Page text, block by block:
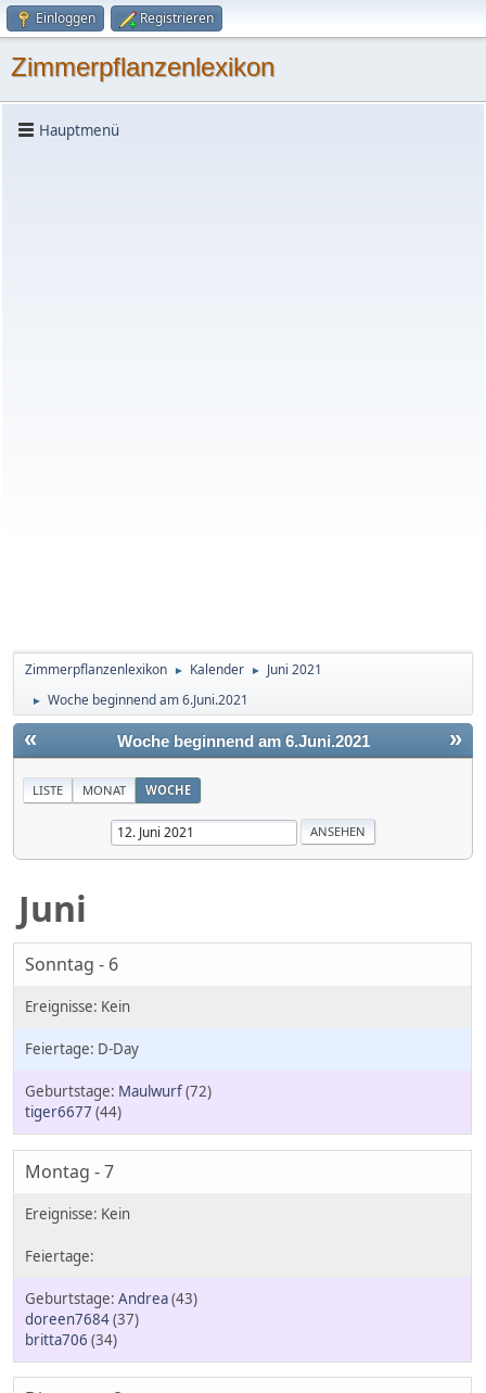
Einloggen Registrieren
Zimmerpflanzenlexikon
Hauptmenü
Zimmerpflanzenlexikon ► Kalender ► Juni 2021
► Woche beginnend am 6.Juni.2021
« »
Woche beginnend am 6.Juni.2021
LISTE MONAT WOCHE
Juni
Sonntag - 6
D-Day
Maulwurf(72)
tiger6677 (44)
Montag - 7
Andrea(43)
doreen7684(37)
britta706 (34)